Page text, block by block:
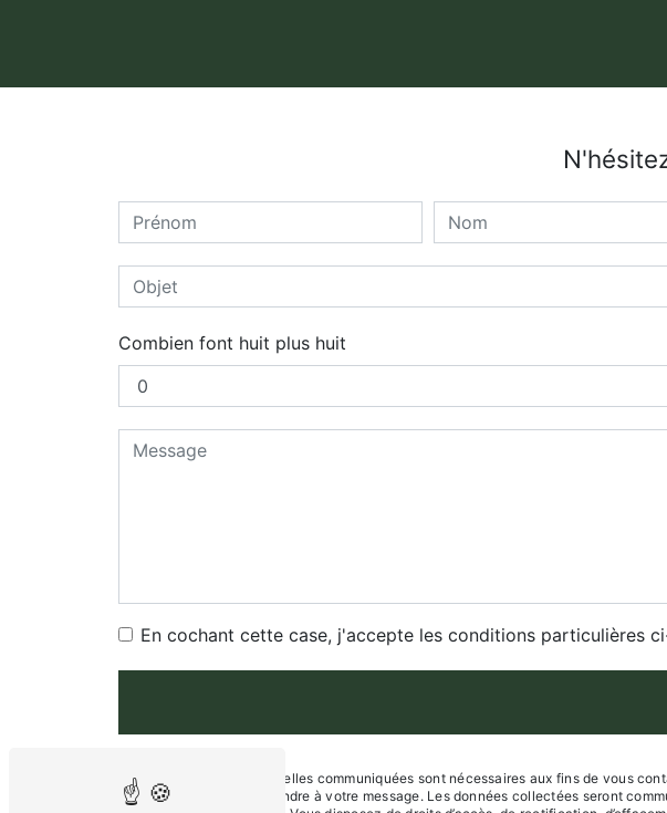
Combien font huit plus huit
En cochant cette case, j'accepte les conditions particulières
** Les données personnelles communiquées sont nécessaires aux fins de vous
dans le seul but de répondre à votre message. Les données collectées seront